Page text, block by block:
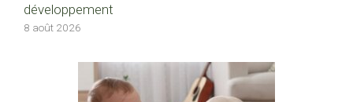
développement
8 août 2026